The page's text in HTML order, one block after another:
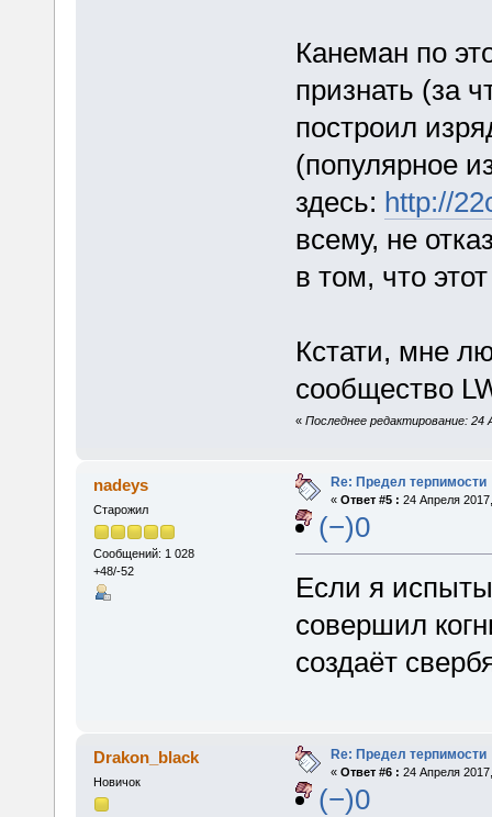
Канеман по
признать (за
построил
(популярное
здесь: http://
всему, не
в том, что
Кстати, мне
сообщество
« Последнее редактирование: 24
nadeys
Старожил
Сообщений: 1 028
+48/-52
Re: Предел терпимости
« Ответ #5 : 24 Апреля
(−)0
Если я
совершил
создаёт
Drakon_black
Новичок
Re: Предел терпимости
« Ответ #6 : 24 Апреля
(−)0